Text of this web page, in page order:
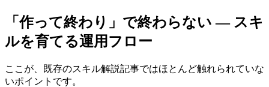
「作って終わり」で終わらない — スキ
ルを育てる運用フロー
ここが、既存のスキル解説記事ではほとんど触れられていな
いポイントです。